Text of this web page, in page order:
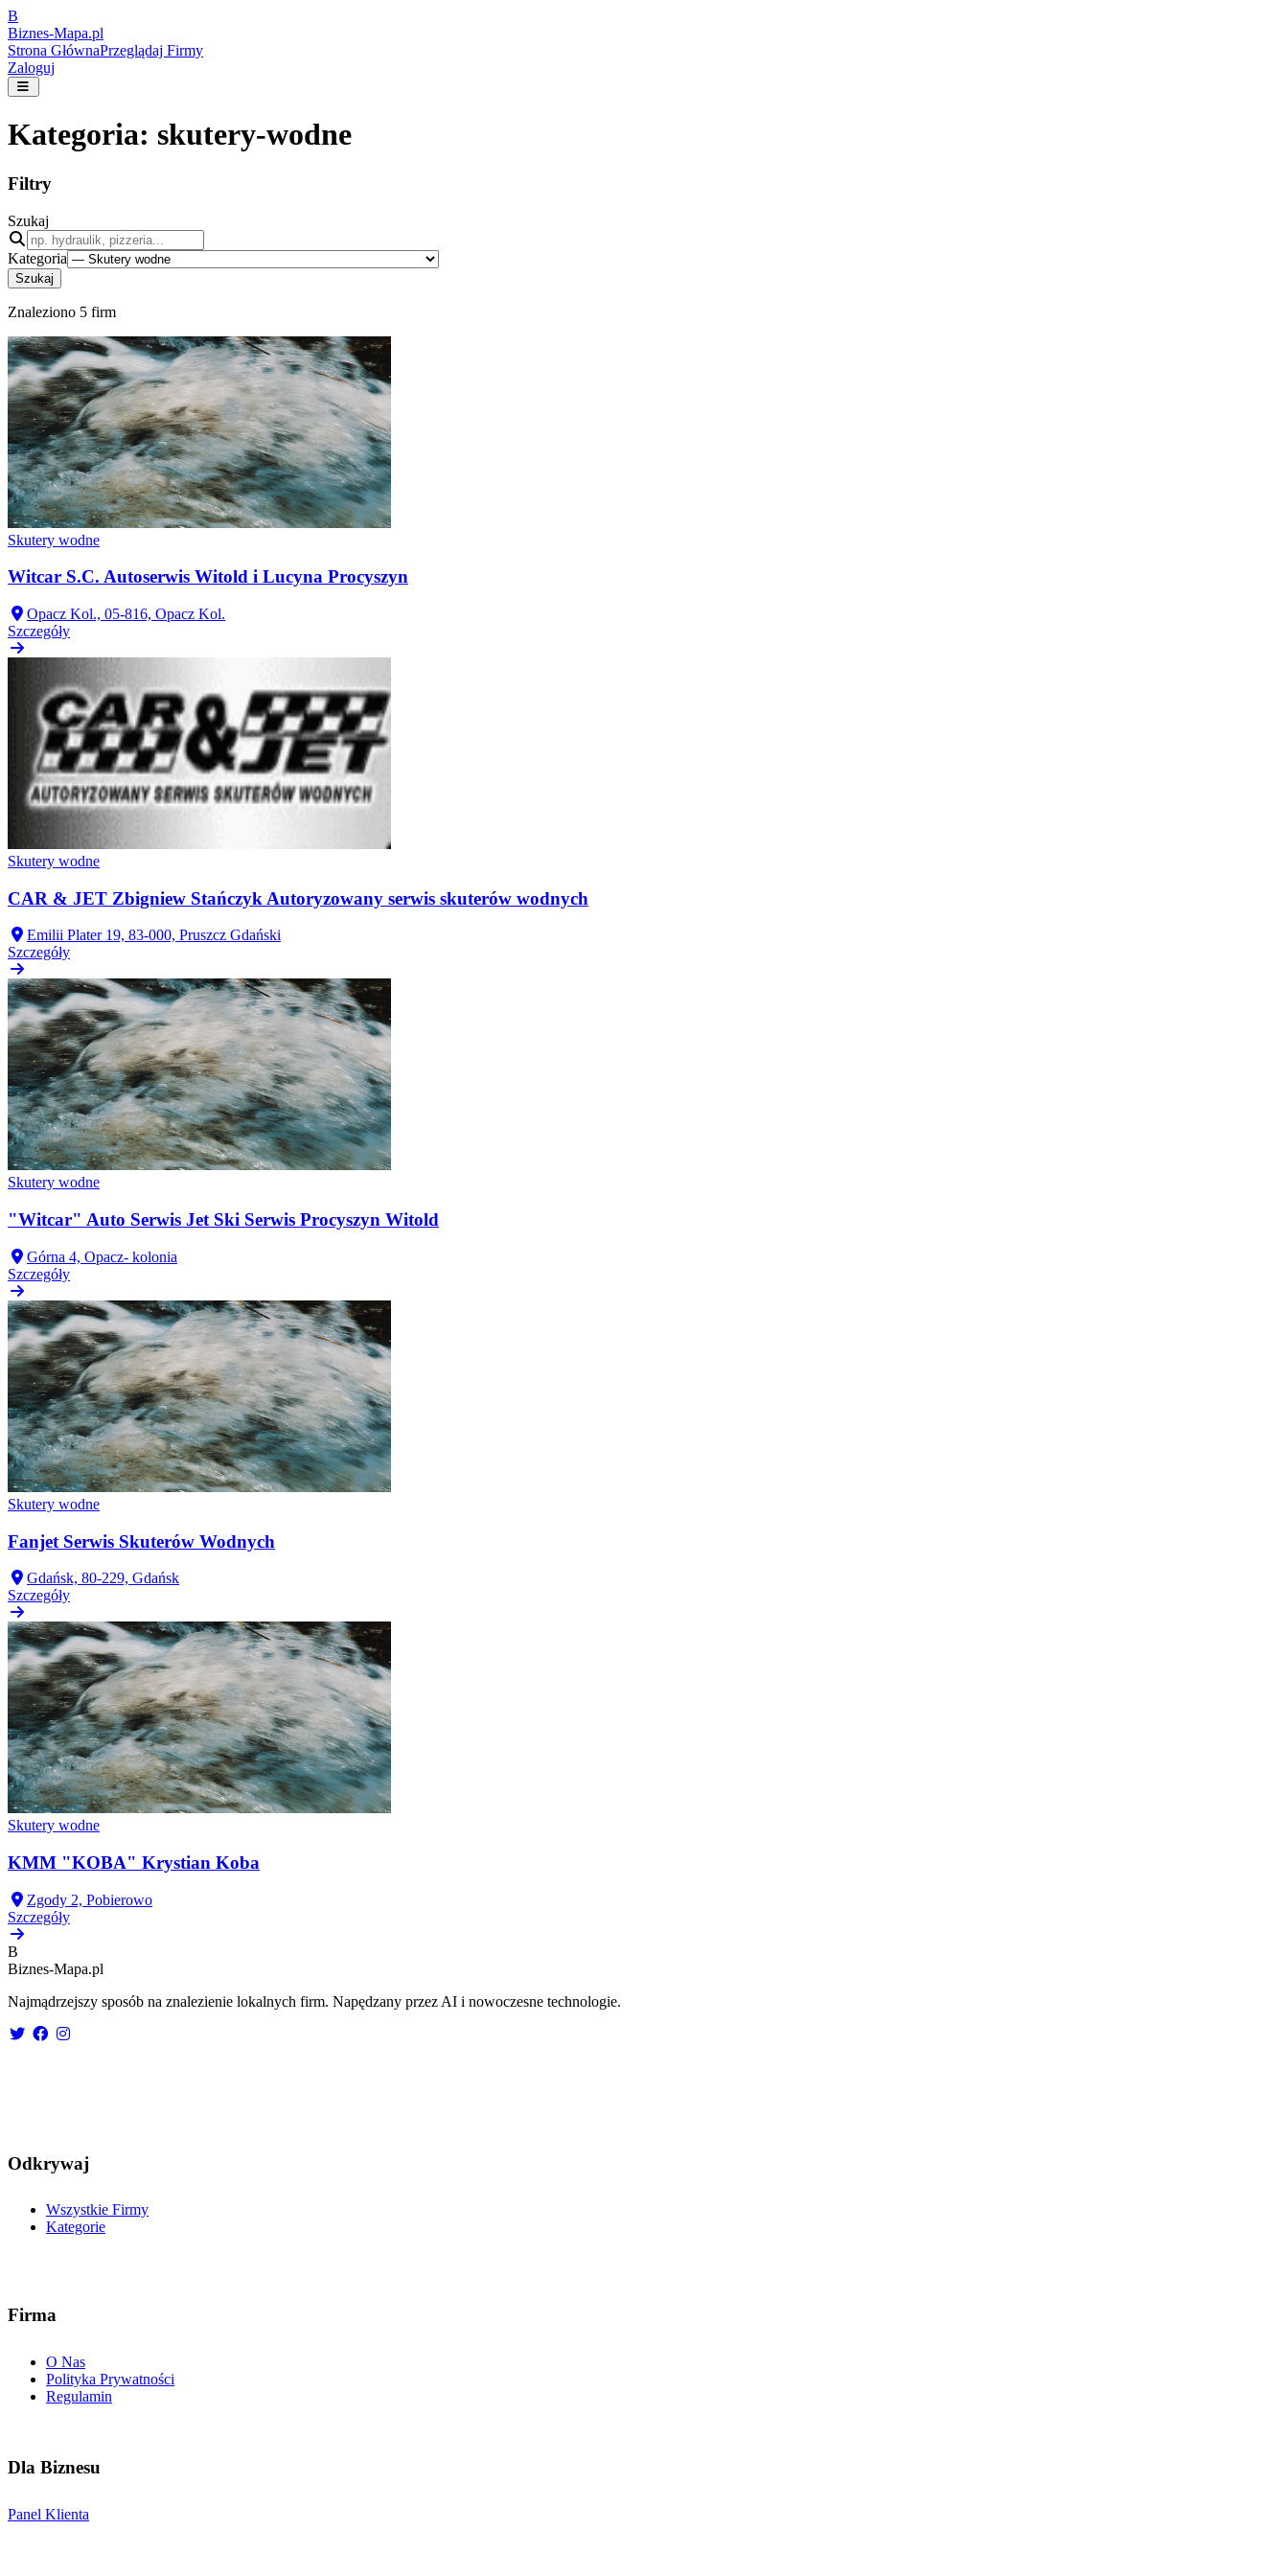
B
Biznes-Mapa.pl
Strona GłównaPrzeglądaj Firmy
Zaloguj
Kategoria: skutery-wodne
Filtry
Szukaj
Kategoria
Szukaj
Znaleziono 5 firm
Skutery wodne
Witcar S.C. Autoserwis Witold i Lucyna Procyszyn
Opacz Kol., 05-816, Opacz Kol.
Szczegóły
Skutery wodne
CAR & JET Zbigniew Stańczyk Autoryzowany serwis skuterów wodnych
Emilii Plater 19, 83-000, Pruszcz Gdański
Szczegóły
Skutery wodne
"Witcar" Auto Serwis Jet Ski Serwis Procyszyn Witold
Górna 4, Opacz- kolonia
Szczegóły
Skutery wodne
Fanjet Serwis Skuterów Wodnych
Gdańsk, 80-229, Gdańsk
Szczegóły
Skutery wodne
KMM "KOBA" Krystian Koba
Zgody 2, Pobierowo
Szczegóły
B
Biznes-Mapa.pl
Najmądrzejszy sposób na znalezienie lokalnych firm. Napędzany przez AI i nowoczesne technologie.
Odkrywaj
Wszystkie Firmy
Kategorie
Firma
O Nas
Polityka Prywatności
Regulamin
Dla Biznesu
Panel Klienta